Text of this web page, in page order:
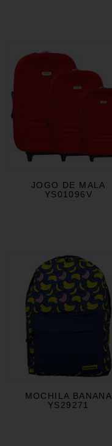
JOGO DE MALA
YS01096V
MOCHILA BANANA
YS29271